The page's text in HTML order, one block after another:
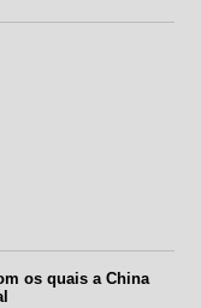
os quais a China